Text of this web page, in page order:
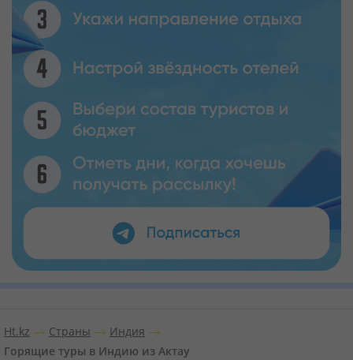
Ht.kz Страны
Индия
Горящие туры в Индию из Актау